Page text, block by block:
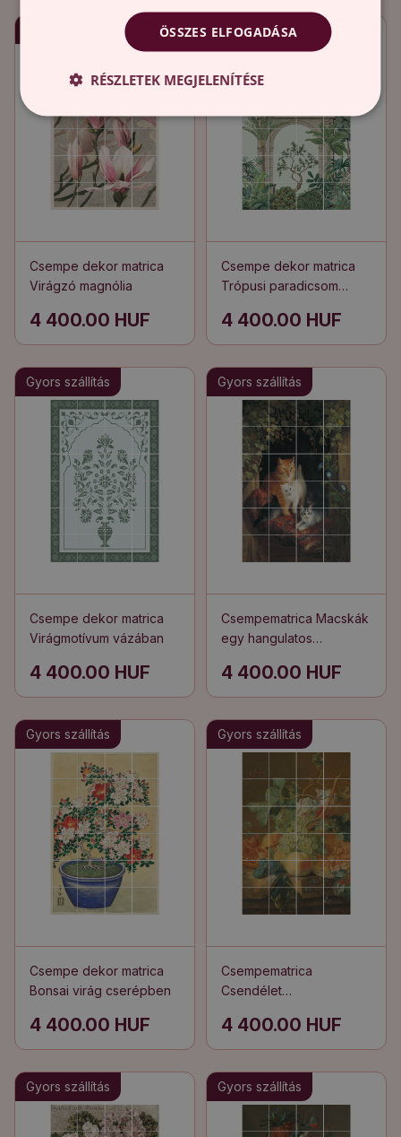
Csempe dekor matrica
Virágzó magnólia
4 400.00 HUF
Gyors szállítás
Csempe dekor matrica
Trópusi paradicsom
4 400.00 HUF
Gyors szállítás
Csempe dekor matrica
Virágmotívum vázában
4 400.00 HUF
Gyors szállítás
Csempematrica Macskák
egy hangulatos
4 400.00 HUF
Gyors szállítás
Csempe dekor matrica
Bonsai virág cserépben
4 400.00 HUF
Gyors szállítás
Csempematrica
Csendélet
4 400.00 HUF
Gyors szállítás Gyors szállítás
ÖSSZES ELFOGADÁSA
RÉSZLETEK MEGJELENÍTÉSE